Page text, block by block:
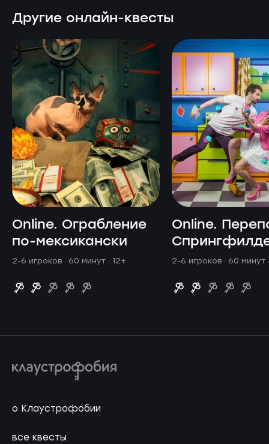
Другие онлайн-квесты
Online. Ограбление
по-мексикански
2-6 игроков · 60 минут · 12+
Online.
2-6 игроков · 60 минут
о Клаустрофобии
все квесты